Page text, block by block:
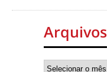
Arquivos